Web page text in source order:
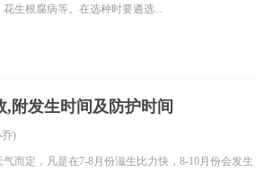
生根腐病等。在选种时要遴选...
附发生时间及防护时间
)
而定，凡是在7-8月份滋生比力快，8-10月份会发生